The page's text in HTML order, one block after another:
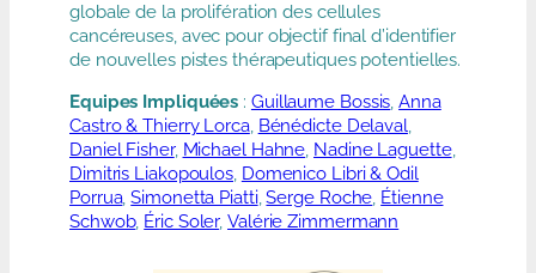
globale de la prolifération des cellules
cancéreuses, avec pour objectif final d’identifier
de nouvelles pistes thérapeutiques potentielles.
Equipes Impliquées : Guillaume Bossis ,Anna
Castro & Thierry Lorca, Bénédicte Delaval
Daniel Fisher, Michael Hahne Nadine Laguette,
Dimitris Liakopoulos Domenico Libri & Odil
Porrua,Simonetta Piatti,Serge Roche Étienne
Schwob, Éric Soler,Valérie Zimmermann